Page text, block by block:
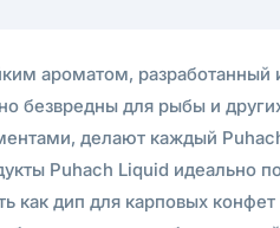
ароматом, разработанный
безвредны для рыбы и
делают каждый
Puhach Liquid идеально
как дип для карповых конфет